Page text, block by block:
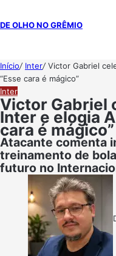
DE OLHO NO GRÊMIO
Início/ Inter/Victor Gabriel
“Esse cara é mágico”
Inter
Victor Gabriel
Inter e elogia
cara é mágico”
Atacante comenta
treinamento de
futuro no